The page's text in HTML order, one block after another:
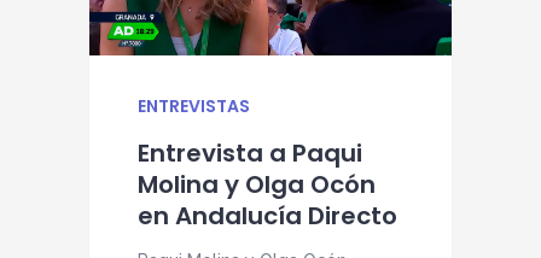
ENTREVISTAS
Entrevista a Paqui
Molina y Olga Ocón
en Andalucía Directo